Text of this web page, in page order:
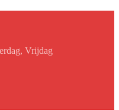
Vrijdag